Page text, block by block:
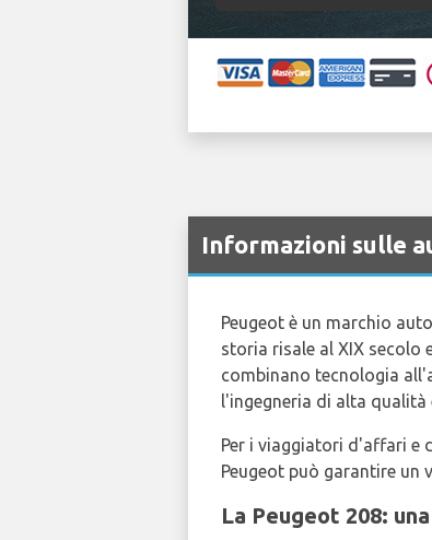
Informazioni sulle
Peugeot è un marchio
storia risale al XIX secolo
combinano tecnologia
l'ingegneria di alta qualità
Per i viaggiatori d'affari e
Peugeot può garantire un
La Peugeot 208: